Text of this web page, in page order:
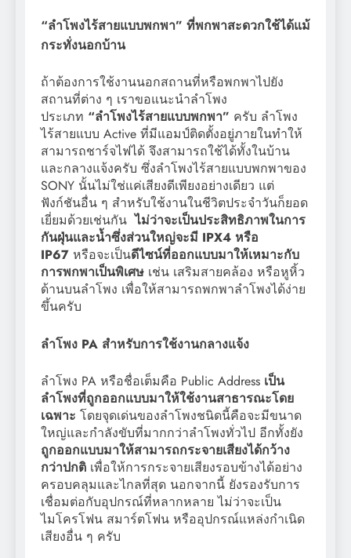
“ลำโพงไร้สายแบบพกพา” ที่พกพาสะดวกใช้ได้แม้
กระทั่งนอกบ้าน
ถ้าต้องการใช้งานนอกสถานที่หรือพกพาไปยัง
สถานที่ต่าง ๆ เราขอแนะนำลำโพง
ประเภท “ลำโพงไร้สายแบบพกพา” ครับ ลำโพง
ไร้สายแบบ Active ที่มีแอมป์ติดตั้งอยู่ภายในทำให้
สามารถชาร์จไฟได้ จึงสามารถใช้ได้ทั้งในบ้าน
และกลางแจ้งครับ ซึ่งลำโพงไร้สายแบบพกพาของ
SONY นั้นไม่ใช่แค่เสียงดีเพียงอย่างเดียว แต่
ฟังก์ชันอื่น ๆ สำหรับใช้งานในชีวิตประจำวันก็ยอด
เยี่ยมด้วยเช่นกันไม่ว่าจะเป็นประสิทธิภาพในการ
กันฝุ่นและน้ำซึ่งส่วนใหญ่จะมี IPX4 หรือ
IP67 หรือจะเป็นดีไซน์ที่ออกแบบมาให้เหมาะกับ
การพกพาเป็นพิเศษ เช่น เสริมสายคล้อง หรือหูหิ้ว
ด้านบนลำโพง เพื่อให้สามารถพกพาลำโพงได้ง่าย
ขึ้นครับ
ลำโพง PA สำหรับการใช้งานกลางแจ้ง
ลำโพง PA หรือชื่อเต็มคือ Public Address เป็น
ลำโพงที่ถูกออกแบบมาให้ใช้งานสาธารณะโดย
เฉพาะ โดยจุดเด่นของลำโพงชนิดนี้คือจะมีขนาด
ใหญ่และกำลังขับที่มากกว่าลำโพงทั่วไป อีกทั้งยัง
ถูกออกแบบมาให้สามารถกระจายเสียงได้กว้าง
กว่าปกติ เพื่อให้การกระจายเสียงรอบข้างได้อย่าง
ครอบคลุมและไกลที่สุด นอกจากนี้ ยังรองรับการ
เชื่อมต่อกับอุปกรณ์ที่หลากหลาย ไม่ว่าจะเป็น
ไมโครโฟน สมาร์ตโฟน หรืออุปกรณ์แหล่งกำเนิด
เสียงอื่น ๆ ครับ